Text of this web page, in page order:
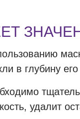
в глубину его
удалит